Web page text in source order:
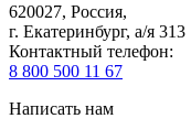
620027, Россия,
г. Екатеринбург, а/я 313
Контактный телефон:
8 800 500 11 67
Написать нам